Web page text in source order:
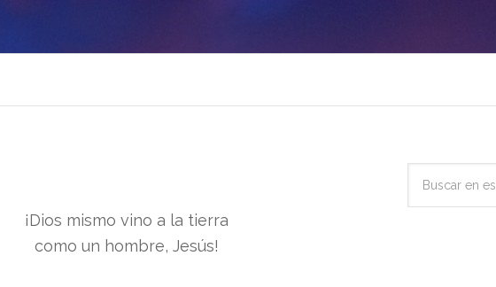
¡Dios mismo vino a la tierra
como un hombre, Jesús!